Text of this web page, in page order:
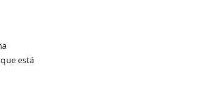
está